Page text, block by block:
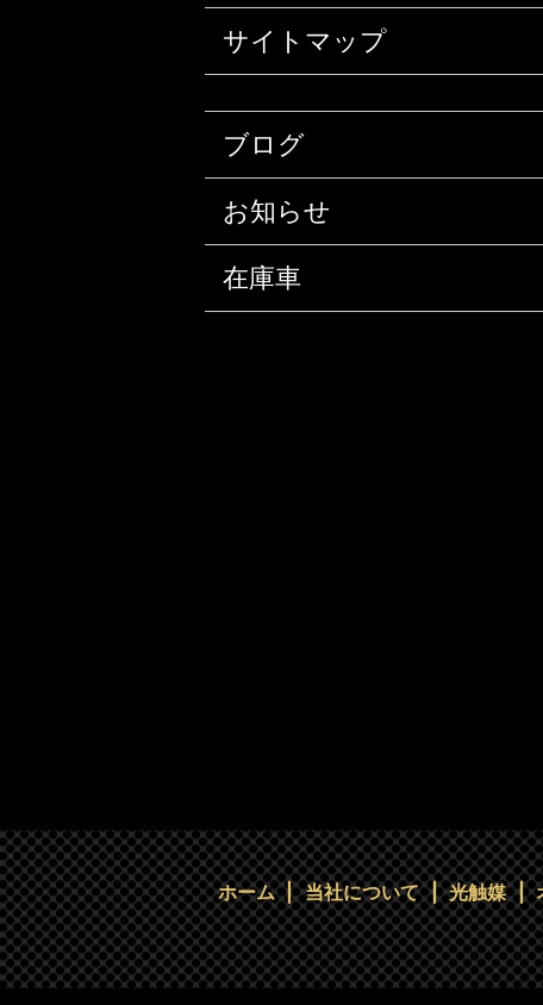
サイトマップ
ブログ
お知らせ
在庫車
ホーム 当社について 光触媒